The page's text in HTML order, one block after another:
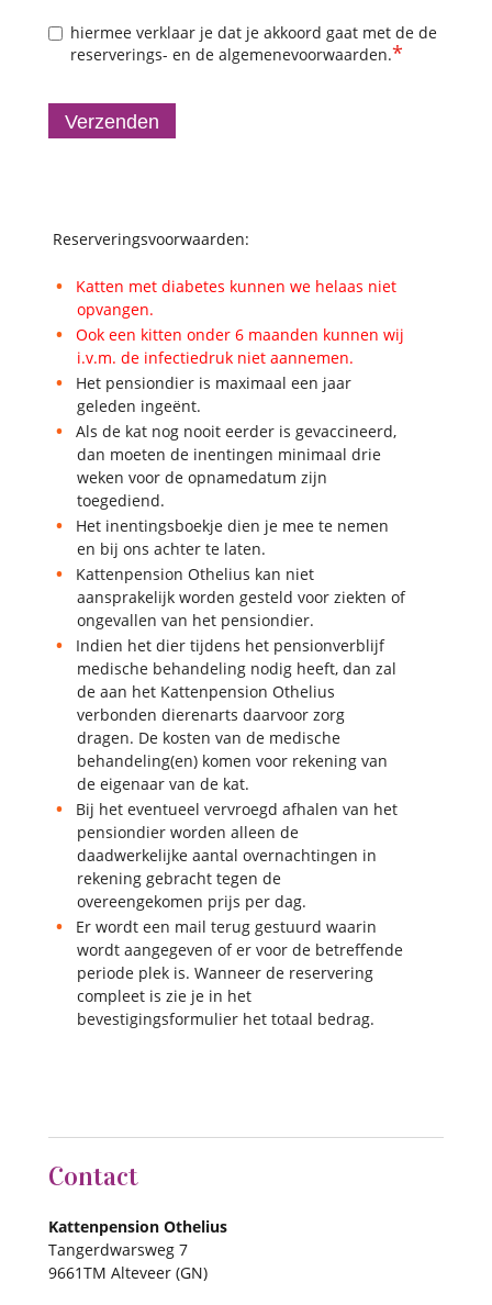
hiermee verklaar je dat je akkoord gaat met de de
reserverings- en de algemenevoorwaarden.*
Verzenden
Reserveringsvoorwaarden:
Katten met diabetes kunnen we helaas niet
opvangen.
Ook een kitten onder 6 maanden kunnen wij
i.v.m. de infectiedruk niet aannemen.
Het pensiondier is maximaal een jaar
geleden ingeënt.
Als de kat nog nooit eerder is gevaccineerd,
dan moeten de inentingen minimaal drie
weken voor de opnamedatum zijn
toegediend.
Het inentingsboekje dien je mee te nemen
en bij ons achter te laten.
Kattenpension Othelius kan niet
aansprakelijk worden gesteld voor ziekten of
ongevallen van het pensiondier.
Indien het dier tijdens het pensionverblijf
medische behandeling nodig heeft, dan zal
de aan het Kattenpension Othelius
verbonden dierenarts daarvoor zorg
dragen. De kosten van de medische
behandeling(en) komen voor rekening van
de eigenaar van de kat.
Bij het eventueel vervroegd afhalen van het
pensiondier worden alleen de
daadwerkelijke aantal overnachtingen in
rekening gebracht tegen de
overeengekomen prijs per dag.
Er wordt een mail terug gestuurd waarin
wordt aangegeven of er voor de betreffende
periode plek is. Wanneer de reservering
compleet is zie je in het
bevestigingsformulier het totaal bedrag.
Contact
Kattenpension Othelius
Tangerdwarsweg 7
9661TM Alteveer (GN)